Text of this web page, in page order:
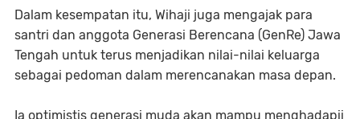
Dalam kesempatan itu, Wihaji juga mengajak para
santri dan anggota Generasi Berencana (GenRe) Jawa
Tengah untuk terus menjadikan nilai-nilai keluarga
sebagai pedoman dalam merencanakan masa depan.
Ia optimistis generasi muda akan mampu menghadapii